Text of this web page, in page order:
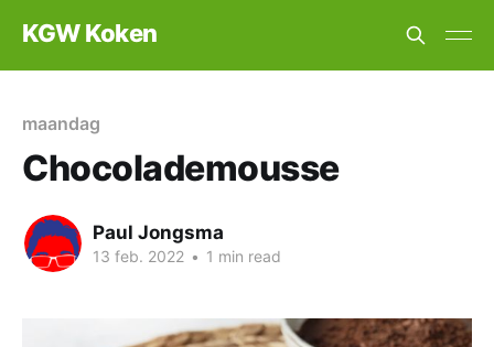
KGW Koken
maandag
Chocolademousse
Paul Jongsma
13 feb. 2022 • 1 min read